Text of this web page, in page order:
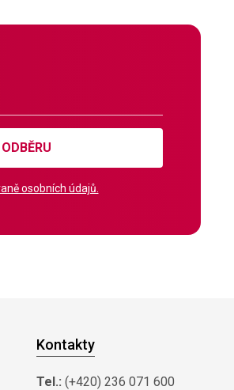
osobních údajů.
Kontakty
Tel.: (+420) 236 071 600